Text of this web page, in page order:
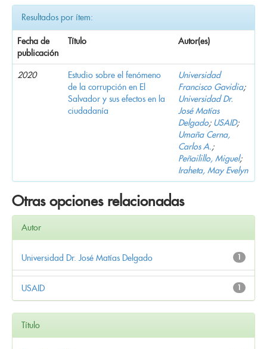
Resultados por ítem:
Fecha de
publicación
Título Autor(es)
2020
Estudio sobre el fenómeno
de la corrupción en El
Salvador y sus efectos en la
ciudadanía
Universidad
Francisco Gavidia;
Universidad Dr.
José Matías
Delgado; USAID;
Umaña Cerna,
Carlos A.;
Peñailillo, Miguel;
Iraheta, May Evelyn
Otras opciones relacionadas
Autor
1
Universidad Dr. José Matías Delgado
1
USAID
Título